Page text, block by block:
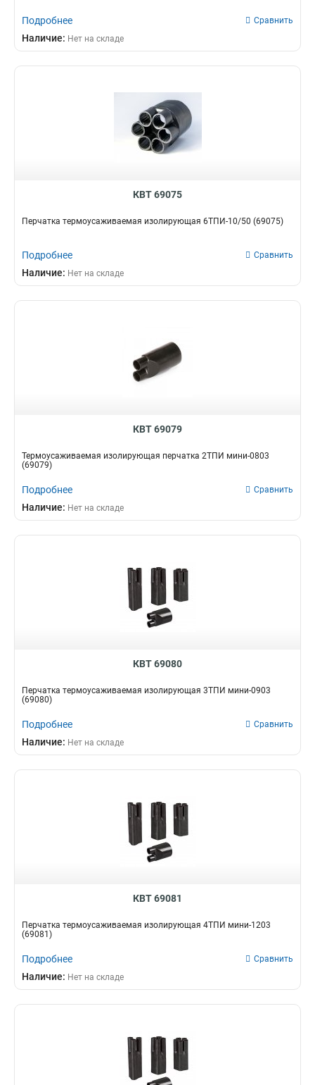
Подробнее Сравнить
Наличие: Нет на складе
КВТ 69075
Перчатка термоусаживаемая изолирующая 6ТПИ-10/50 (69075)
Подробнее Сравнить
Наличие: Нет на складе
КВТ 69079
Термоусаживаемая изолирующая перчатка 2ТПИ мини-0803
(69079)
Подробнее Сравнить
Наличие: Нет на складе
КВТ 69080
Перчатка термоусаживаемая изолирующая 3ТПИ мини-0903
(69080)
Подробнее Сравнить
Наличие: Нет на складе
КВТ 69081
Перчатка термоусаживаемая изолирующая 4ТПИ мини-1203
(69081)
Подробнее Сравнить
Наличие: Нет на складе